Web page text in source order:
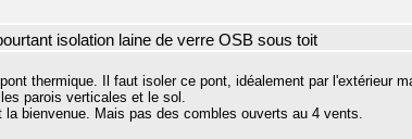
isolation laine de verre OSB sous toit
thermique. Il faut isoler ce pont, idéalement par l'extérieur
parois verticales et le sol.
la bienvenue. Mais pas des combles ouverts au 4 vents.